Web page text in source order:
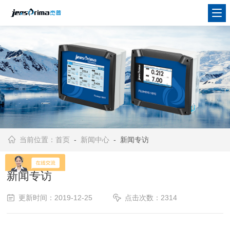
当前位置：首页 - 新闻中心 - 新闻专访
新闻专访
更新时间：2019-12-25 点击次数：2314